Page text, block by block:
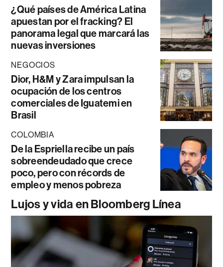
¿Qué países de América Latina
apuestan por el fracking? El
panorama legal que marcará las
nuevas inversiones
NEGOCIOS
Dior, H&M y Zara impulsan la
ocupación de los centros
comerciales de Iguatemi en
Brasil
COLOMBIA
De la Espriella recibe un país
sobreendeudado que crece
poco, pero con récords de
empleo y menos pobreza
Lujos y vida en Bloomberg Línea